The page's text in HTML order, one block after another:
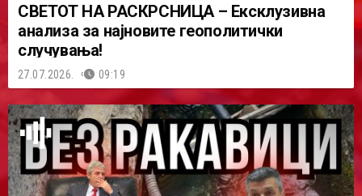
СВЕТОТ НА РАСКРСНИЦА – Ексклузивна
анализа за најновите геополитички
случувања!
27.07.2026. 09:19